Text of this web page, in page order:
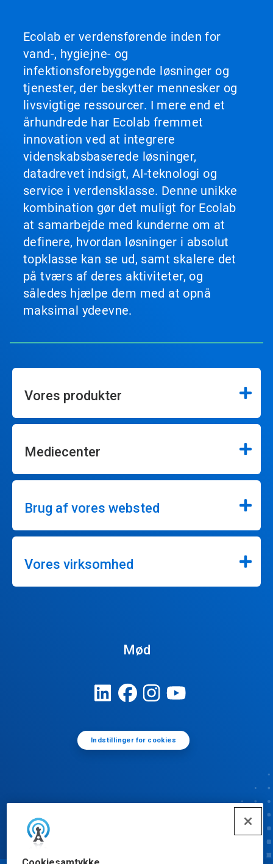
Ecolab er verdensførende inden for
vand-, hygiejne- og
infektionsforebyggende løsninger og
tjenester, der beskytter mennesker og
livsvigtige ressourcer. I mere end et
århundrede har Ecolab fremmet
innovation ved at integrere
videnskabsbaserede løsninger,
datadrevet indsigt, AI-teknologi og
service i verdensklasse. Denne unikke
kombination gør det muligt for Ecolab
at samarbejde med kunderne om at
definere, hvordan løsninger i absolut
topklasse kan se ud, samt skalere det
på tværs af deres aktiviteter, og
således hjælpe dem med at opnå
maksimal ydeevne.
Vores produkter
Mediecenter
Brug af vores websted
Vores virksomhed
Mød
Indstillinger for cookies